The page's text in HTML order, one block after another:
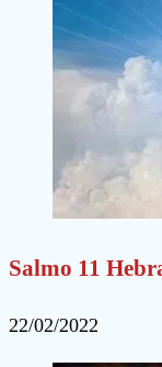
Salmo 11
22/02/2022